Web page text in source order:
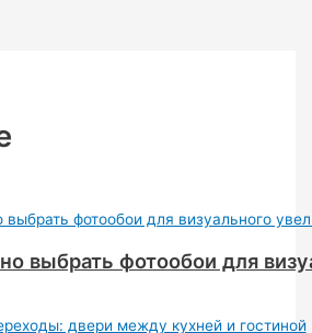
выбрать фотообои для